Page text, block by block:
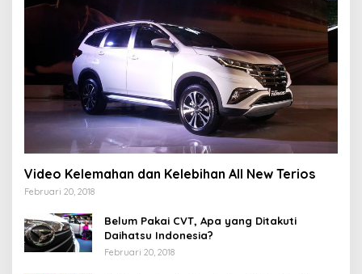
Video Kelemahan dan Kelebihan All New Terios
Februari 20, 2018
Belum Pakai CVT, Apa yang Ditakuti
Daihatsu Indonesia?
Februari 20, 2018